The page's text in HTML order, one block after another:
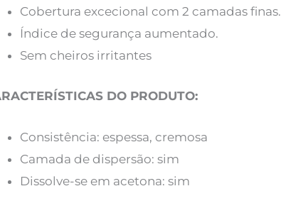
Cobertura excecional com 2 camadas finas.
Índice de segurança aumentado.
Sem cheiros irritantes
DO PRODUTO:
Consistência: espessa, cremosa
Camada de dispersão: sim
Dissolve-se em acetona: sim